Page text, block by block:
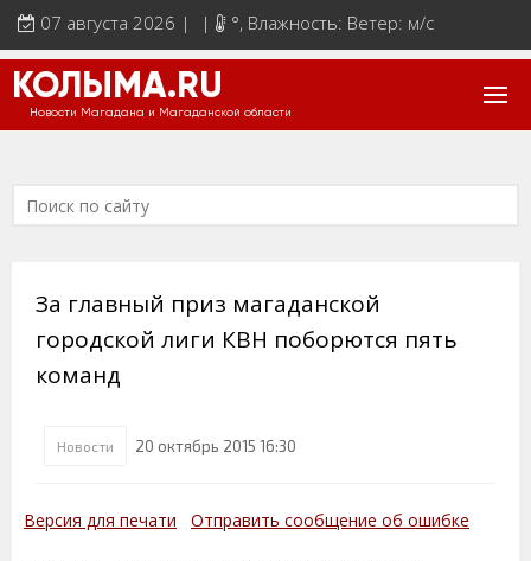
07 августа 2026 | | °, Влажность: Ветер: м/с
КОЛЫМА.RU
Новости Магадана и Магаданской области
За главный приз магаданской
городской лиги КВН поборются пять
команд
Новости 20 октябрь 2015 16:30
Версия для печати Отправить сообщение об ошибке